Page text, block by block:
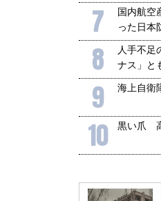
7
国内航空
った日本
8
人手不足
ナス」と
9 海上自衛
10 黒い爪